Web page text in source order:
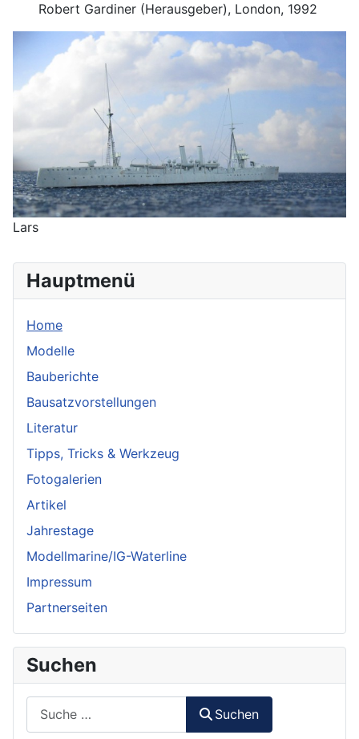
Hauptmenü
Home
Modelle
Bauberichte
Bausatzvorstellungen
Literatur
Tipps, Tricks & Werkzeug
Fotogalerien
Artikel
Jahrestage
Modellmarine/IG-Waterline
Impressum
Partnerseiten
Suchen
Suchen
Robert Gardiner (Herausgeber), London, 1992
Lars